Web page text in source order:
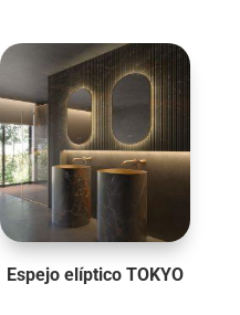
385,00€.
es:
Espejo elíptico TOKYO